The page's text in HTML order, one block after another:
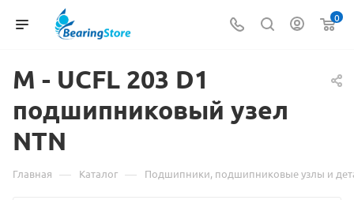
0
M - UCFL 203 Материал
о
M
D1
подшипниковый узел
NTN
Главная — Каталог — Подшипники, подшипниковые узлы и